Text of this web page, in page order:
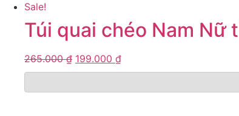
Sale!
Túi quai chéo Nam Nữ
265.000₫ 199.000 ₫